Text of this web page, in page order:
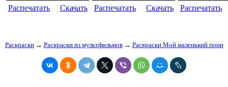
Распечатать Скачать Распечатать Скачать Распечатать
Раскраски→ Раскраски из мультфильмов→ Раскраски Мой маленький пони